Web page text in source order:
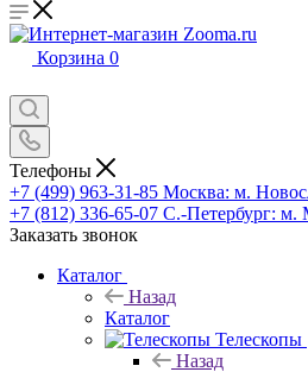
Корзина 0
Телефоны
+7 (499) 963-31-85 Москва: м.
+7 (812) 336-65-07 С.-Петербург: м.
Заказать звонок
Каталог
Назад
Каталог
Телескопы
Назад